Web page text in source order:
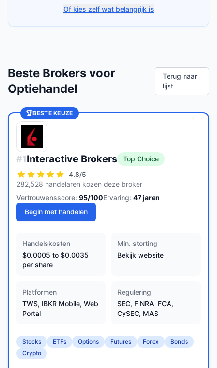
Of kies zelf wat belangrijk is
Beste Brokers voor
Optiehandel
Terug naar
lijst
🏆BESTE KEUZE
#1Interactive Brokers
Top Choice
4.8/5
282,528 handelaren kozen deze broker
Vertrouwensscore: 95/100Ervaring: 47jaren
Begin met handelen
Handelskosten
$0.0005 to $0.0035
per share
Min. storting
Bekijk website
Platformen
TWS, IBKR Mobile, Web
Portal
Regulering
SEC, FINRA, FCA,
CySEC, MAS
Stocks ETFs Options Futures Forex
Bonds
Crypto